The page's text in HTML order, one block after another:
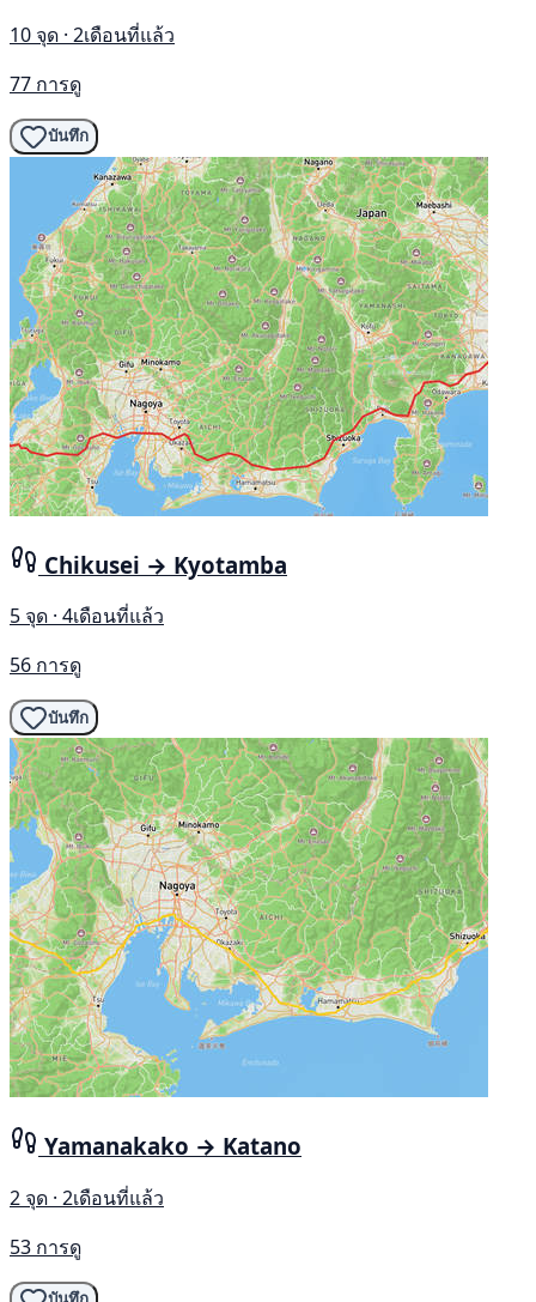
10 จุด · 2เดือนที่แล้ว
77 การดู
บันทึก
Chikusei → Kyotamba
5 จุด · 4เดือนที่แล้ว
56 การดู
บันทึก
Yamanakako → Katano
2 จุด · 2เดือนที่แล้ว
53 การดู